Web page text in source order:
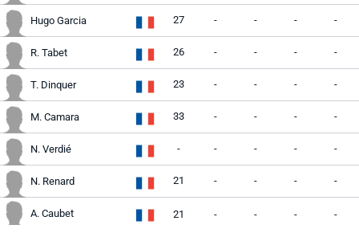
Hugo Garcia 27 - - - -
R. Tabet 26 - - - -
T. Dinquer 23 - - - -
M. Camara 33 - - - -
N. Verdié - - - - -
N. Renard 21 - - - -
A. Caubet 21 - - - -